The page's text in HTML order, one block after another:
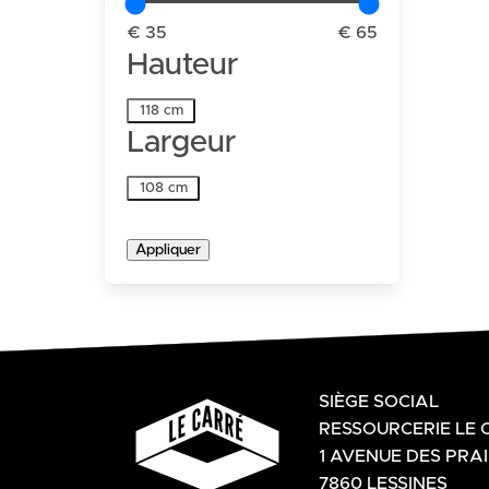
€ 35 € 65
Hauteur
Hauteur
118 cm
Largeur
Largeur
108 cm
Appliquer
SIÈGE SOCIAL
RESSOURCERIE LE
1 AVENUE DES
7860 LESSINES